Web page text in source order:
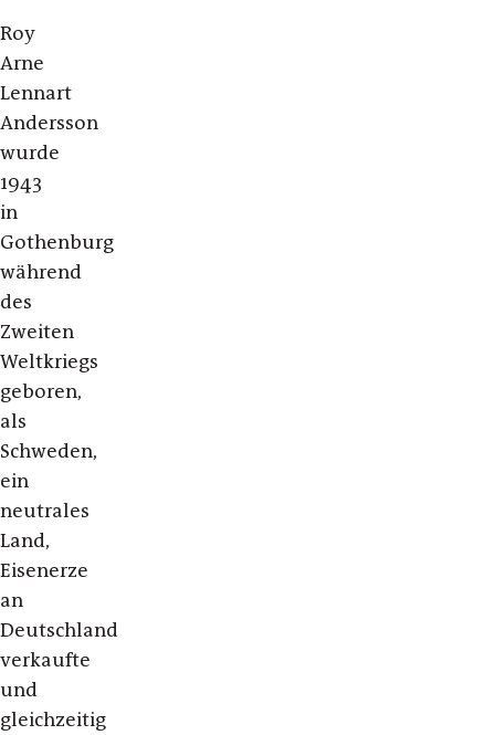
Roy
Arne
Lennart
Andersson
wurde
1943
in
Gothenburg
während
des
Zweiten
Weltkriegs
geboren,
als
Schweden,
ein
neutrales
Land,
Eisenerze
an
Deutschland
verkaufte
und
gleichzeitig